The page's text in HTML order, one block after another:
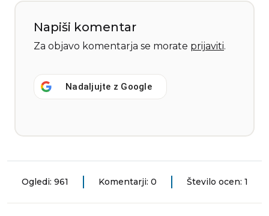
Napiši komentar
Za objavo komentarja se morate prijaviti.
Nadaljujte z Google
Ogledi: 961 Komentarji: 0 Število ocen: 1